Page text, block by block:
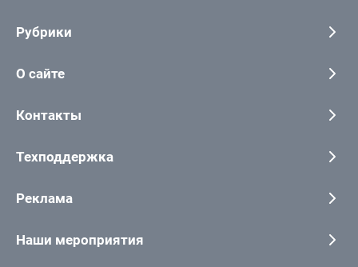
Рубрики
О сайте
Контакты
Техподдержка
Реклама
Наши мероприятия